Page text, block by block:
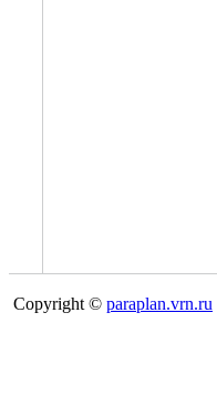
Copyright © paraplan.vrn.ru